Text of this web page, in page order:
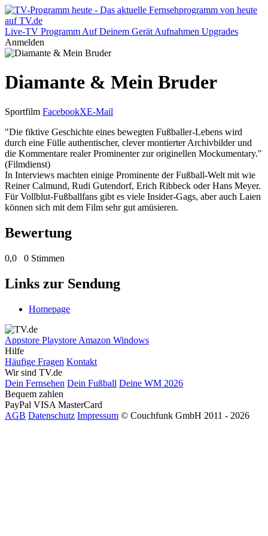
Live-TV Programm Auf Deinem Gerät Aufnahmen Upgrades
Anmelden
Diamante & Mein Bruder
Sportfilm FacebookXE-Mail
"Die fiktive Geschichte eines bewegten Fußballer-Lebens wird
durch eine Fülle authentischer, clever montierter Archivbilder und
die Kommentare realer Prominenter zur originellen Mockumentary."
(Filmdienst)
In Interviews machten einige Prominente der Fußball-Welt mit wie
Reiner Calmund, Rudi Gutendorf, Erich Ribbeck oder Hans Meyer.
Für Vollblut-Fußballfans gibt es viele Insider-Gags, aber auch Laien
können sich mit dem Film sehr gut amüsieren.
Bewertung
0,0 0 Stimmen
Links zur Sendung
Homepage
Appstore Playstore Amazon Windows
Hilfe
Häufige Fragen Kontakt
Wir sind TV.de
Dein Fernsehen Dein Fußball Deine WM 2026
Bequem zahlen
PayPal VISA MasterCard
AGB Datenschutz Impressum © Couchfunk GmbH 2011 - 2026